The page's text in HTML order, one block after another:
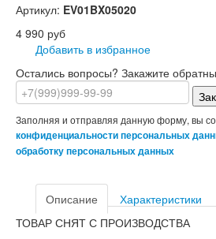
Артикул: EV01BX05020
4 990 руб
Добавить в избранное
Остались вопросы? Закажите
Заполняя и отправляя данную форму, вы
конфиденциальности персональных
обработку персональных данных
Описание Характеристики
ТОВАР СНЯТ С ПРОИЗВОДСТВА